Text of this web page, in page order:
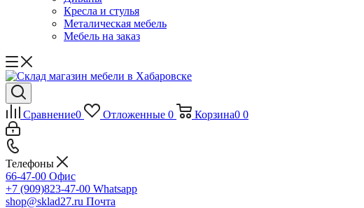
Кресла и стулья
Металическая мебель
Мебель на заказ
Сравнение0 Отложенные 0 Корзина0 0
Телефоны
66-47-00 Офис
+7 (909)823-47-00 Whatsapp
shop@sklad27.ru Почта